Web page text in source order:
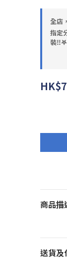
全店
指定
裝‼️𖤐
商品描
送貨及